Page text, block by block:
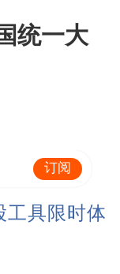
统一大
订阅
工具限时体